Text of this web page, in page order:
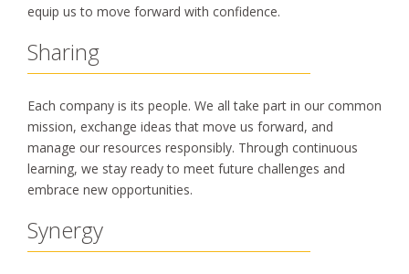
equip us to move forward with confidence.
Sharing
Each company is its people. We all take part in our common
mission, exchange ideas that move us forward, and
manage our resources responsibly. Through continuous
learning, we stay ready to meet future challenges and
embrace new opportunities.
Synergy